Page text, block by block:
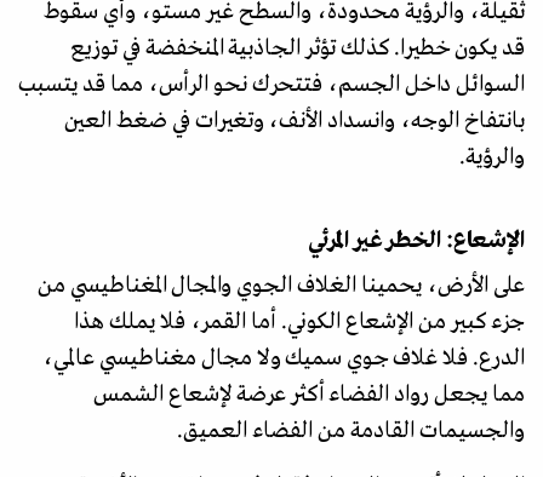
ثقيلة، والرؤية محدودة، والسطح غير مستو، وأي سقوط
قد يكون خطيرا. كذلك تؤثر الجاذبية المنخفضة في توزيع
السوائل داخل الجسم، فتتحرك نحو الرأس، مما قد يتسبب
بانتفاخ الوجه، وانسداد الأنف، وتغيرات في ضغط العين
والرؤية.
الإشعاع: الخطر غير المرئي
على الأرض، يحمينا الغلاف الجوي والمجال المغناطيسي من
جزء كبير من الإشعاع الكوني. أما القمر، فلا يملك هذا
الدرع. فلا غلاف جوي سميك ولا مجال مغناطيسي عالمي،
مما يجعل رواد الفضاء أكثر عرضة لإشعاع الشمس
والجسيمات القادمة من الفضاء العميق.